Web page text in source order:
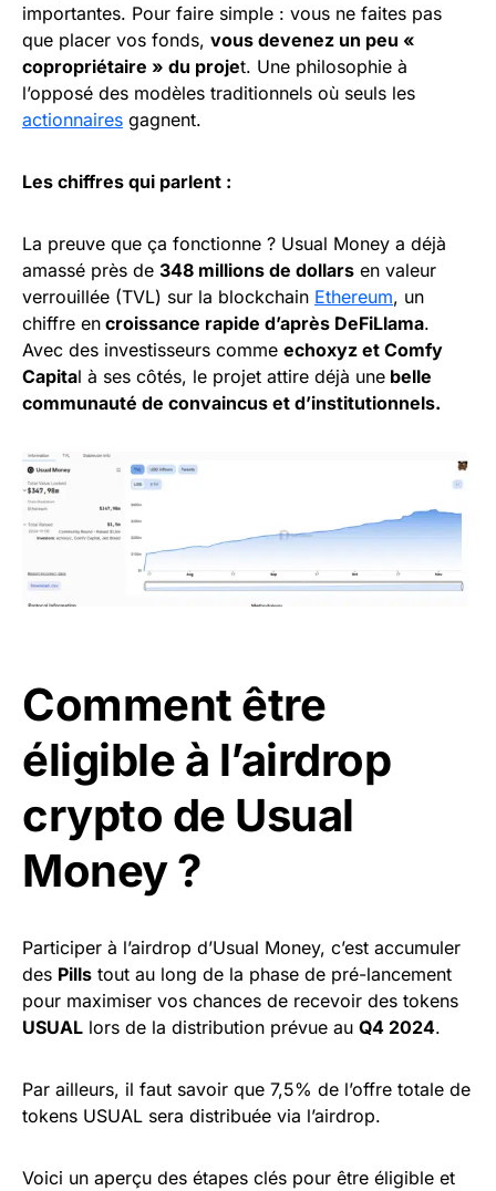
importantes. Pour faire simple : vous ne faites pas
que placer vos fonds, vous devenez un peu «
copropriétaire » du projet. Une philosophie à
l’opposé des modèles traditionnels où seuls les
actionnaires gagnent.
Les chiffres qui parlent :
La preuve que ça fonctionne ? Usual Money a déjà
amassé près de 348 millions de dollars en valeur
verrouillée (TVL) sur la blockchain Ethereum, un
chiffre en croissance rapide d’après DeFiLlama.
Avec des investisseurs comme echoxyz et Comfy
Capital à ses côtés, le projet attire déjà une belle
communauté de convaincus et d’institutionnels.
Comment être
éligible à l’airdrop
crypto de Usual
Money ?
Participer à l’airdrop d’Usual Money, c’est accumuler
des Pills tout au long de la phase de pré-lancement
pour maximiser vos chances de recevoir des tokens
USUAL lors de la distribution prévue au Q4 2024.
Par ailleurs, il faut savoir que 7,5% de l’offre totale de
tokens USUAL sera distribuée via l’airdrop.
Voici un aperçu des étapes clés pour être éligible et